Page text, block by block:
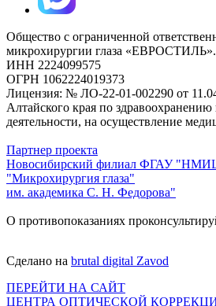
Общество с ограниченной
микрохирургии глаза «ЕВРОСТИЛЬ».
ИНН 2224099575
ОГРН 1062224019373
Лицензия: № ЛО-22-01-002290 от
Алтайского края по
деятельности, на осуществление
Партнер проекта
Новосибирский филиал ФГАУ
"Микрохирургия глаза"
им. академика С. Н. Федорова"
О противопоказаниях
Сделано на brutal digital Zavod
ПЕРЕЙТИ НА САЙТ
ЦЕНТРА ОПТИЧЕСКОЙ